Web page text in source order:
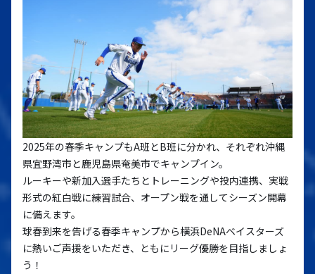
2025年の春季キャンプもA班とB班に分かれ、それぞれ沖縄
県宜野湾市と鹿児島県奄美市でキャンプイン。
ルーキーや新加入選手たちとトレーニングや投内連携、実戦
形式の紅白戦に練習試合、オープン戦を通してシーズン開幕
に備えます。
球春到来を告げる春季キャンプから横浜DeNAベイスターズ
に熱いご声援をいただき、ともにリーグ優勝を目指しましょ
う！